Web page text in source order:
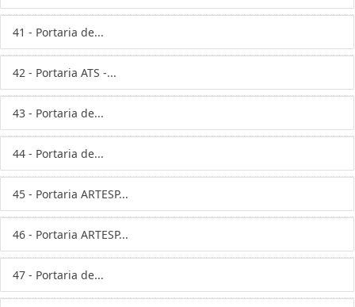
41 - Portaria de...
42 - Portaria ATS -...
43 - Portaria de...
44 - Portaria de...
45 - Portaria ARTESP...
46 - Portaria ARTESP...
47 - Portaria de...